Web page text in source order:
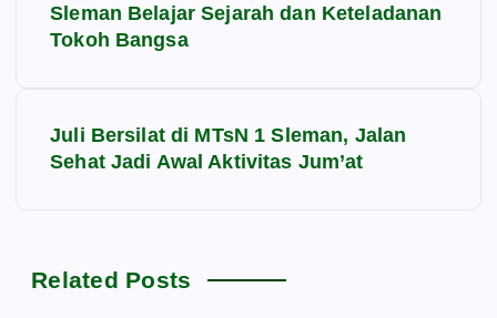
s
Sleman Belajar Sejarah dan Keteladanan
Tokoh Bangsa
Juli Bersilat di MTsN 1 Sleman, Jalan
Sehat Jadi Awal Aktivitas Jum’at
Related Posts